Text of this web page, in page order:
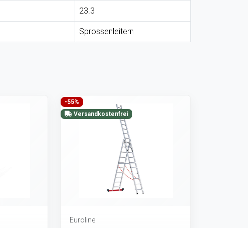
23.3
Sprossenleitern
-55%
Versandkostenfrei
Euroline